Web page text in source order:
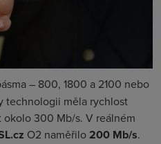
– 800, 1800 a 2100 nebo
technologii měla rychlost
300 Mb/s. V reálném
O2 naměřilo200 Mb/s.